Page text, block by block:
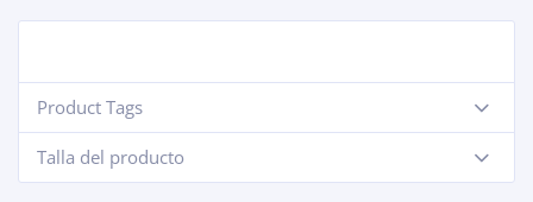
Product Tags
-
Talla del producto
-